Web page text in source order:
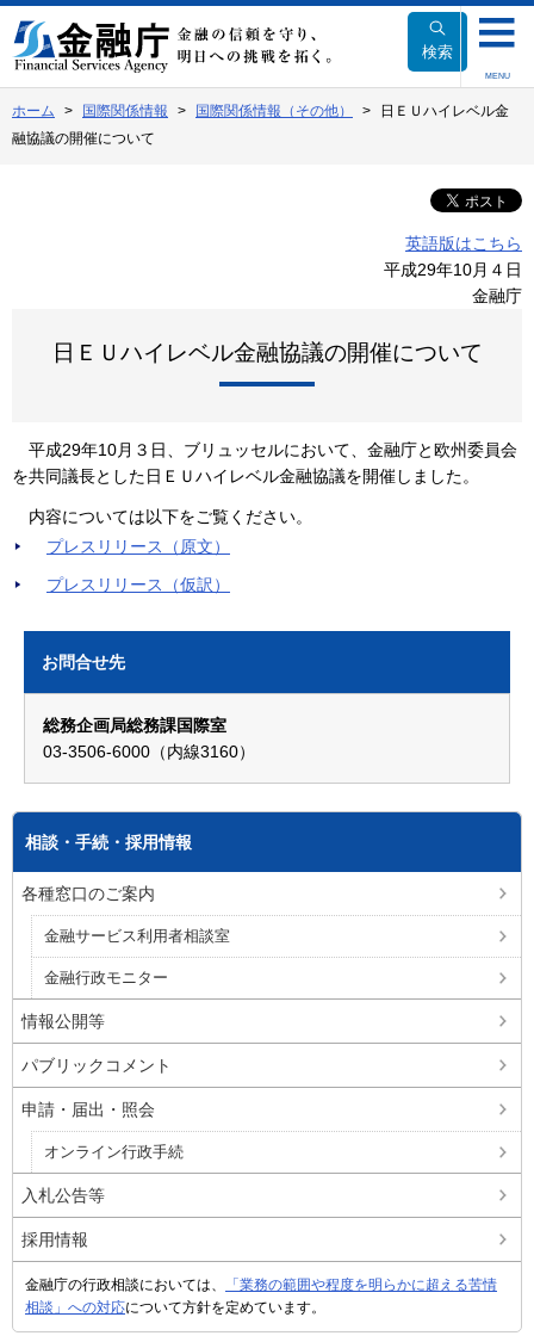
文
へ
動
検索
MENU
ホーム 国際関係情報 国際関係情報（その他）
日ＥＵハイレベル金
融協議の開催について
英語版はこちら
平成29年10月４日
金融庁
日ＥＵハイレベル金融協議の開催について
平成29年10月３日、ブリュッセルにおいて、金融庁と欧州委員会
を共同議長とした日ＥＵハイレベル金融協議を開催しました。
内容については以下をご覧ください。
プレスリリース（原文）
プレスリリース（仮訳）
お問合せ先
総務企画局総務課国際室
03-3506-6000（内線3160）
相談・手続・採用情報
各種窓口のご案内
金融サービス利用者相談室
金融行政モニター
情報公開等
パブリックコメント
申請・届出・照会
オンライン行政手続
入札公告等
採用情報
金融庁の行政相談においては、
「業務の範囲や程度を明らかに超える苦情
相談」への対応について方針を定めています。